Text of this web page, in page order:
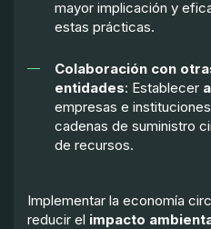
mayor implicación y
estas prácticas.
Colaboración con
entidades: Establecer
empresas e
cadenas de suministro
de recursos.
Implementar la economía
reducir el impacto